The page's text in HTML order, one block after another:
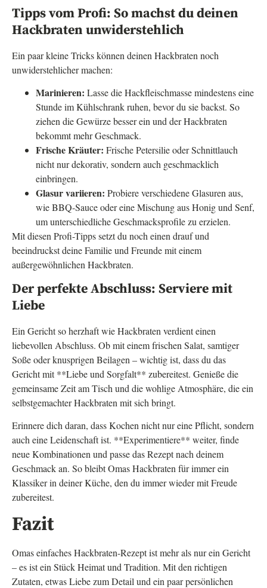
Tipps vom Profi: So machst du deinen
Hackbraten unwiderstehlich
Ein paar kleine Tricks können deinen Hackbraten noch
unwiderstehlicher machen:
Marinieren: Lasse die Hackfleischmasse mindestens eine
Stunde im Kühlschrank ruhen, bevor du sie backst. So
ziehen die Gewürze besser ein und der Hackbraten
bekommt mehr Geschmack.
Frische Kräuter: Frische Petersilie oder Schnittlauch
nicht nur dekorativ, sondern auch geschmacklich
einbringen.
Glasur variieren: Probiere verschiedene Glasuren aus,
wie BBQ-Sauce oder eine Mischung aus Honig und Senf,
um unterschiedliche Geschmacksprofile zu erzielen.
Mit diesen Profi-Tipps setzt du noch einen drauf und
beeindruckst deine Familie und Freunde mit einem
außergewöhnlichen Hackbraten.
Der perfekte Abschluss: Serviere mit
Liebe
Ein Gericht so herzhaft wie Hackbraten verdient einen
liebevollen Abschluss. Ob mit einem frischen Salat, samtiger
Soße oder knusprigen Beilagen – wichtig ist, dass du das
Gericht mit **Liebe und Sorgfalt** zubereitest. Genieße die
gemeinsame Zeit am Tisch und die wohlige Atmosphäre, die ein
selbstgemachter Hackbraten mit sich bringt.
Erinnere dich daran, dass Kochen nicht nur eine Pflicht, sondern
auch eine Leidenschaft ist. **Experimentiere** weiter, finde
neue Kombinationen und passe das Rezept nach deinem
Geschmack an. So bleibt Omas Hackbraten für immer ein
Klassiker in deiner Küche, den du immer wieder mit Freude
zubereitest.
Fazit
Omas einfaches Hackbraten-Rezept ist mehr als nur ein Gericht
– es ist ein Stück Heimat und Tradition. Mit den richtigen
Zutaten, etwas Liebe zum Detail und ein paar persönlichen